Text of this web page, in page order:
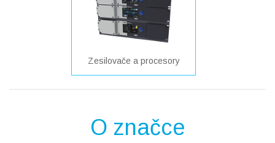
Zesilovače a procesory
O značce